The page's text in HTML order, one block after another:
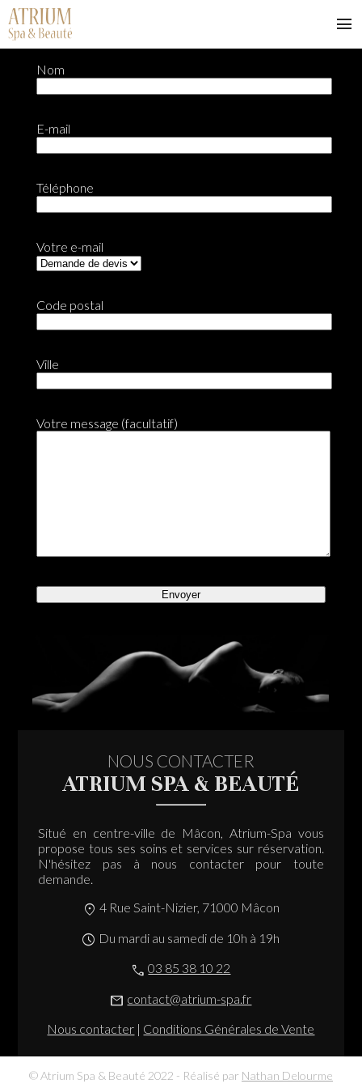
menu
Nom
E-mail
Téléphone
Votre e-mail
Code postal
Ville
Votre message (facultatif)
NOUS CONTACTER
ATRIUM SPA & BEAUTÉ
Situé en centre-ville de Mâcon, Atrium-Spa vous
propose tous ses soins et services sur réservation.
N'hésitez pas à nous contacter pour toute
demande.
location_on 4 Rue Saint-Nizier, 71000 Mâcon
schedule Du mardi au samedi de 10h à 19h
call 03 85 38 10 22
mail contact@atrium-spa.fr
Nous contacter | Conditions Générales de Vente
© Atrium Spa & Beauté 2022 - Réalisé par Nathan Delourme